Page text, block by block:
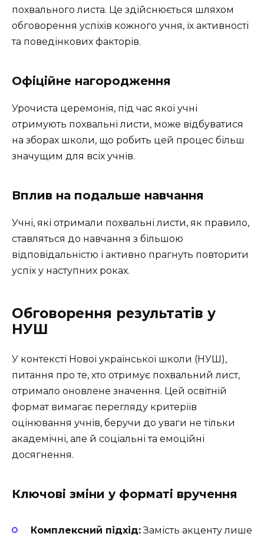
похвального листа. Це здійснюється шляхом
обговорення успіхів кожного учня, їх активності
та поведінкових факторів.
Офіційне нагородження
Урочиста церемонія, під час якої учні
отримують похвальні листи, може відбуватися
на зборах школи, що робить цей процес більш
значущим для всіх учнів.
Вплив на подальше навчання
Учні, які отримали похвальні листи, як правило,
ставляться до навчання з більшою
відповідальністю і активно прагнуть повторити
успіх у наступних роках.
Обговорення результатів у
НУШ
У контексті Нової української школи (НУШ),
питання про те, хто отримує похвальний лист,
отримало оновлене значення. Цей освітній
формат вимагає перегляду критеріїв
оцінювання учнів, беручи до уваги не тільки
академічні, але й соціальні та емоційні
досягнення.
Ключові зміни у форматі вручення
Комплексний підхід:Замість акценту лише